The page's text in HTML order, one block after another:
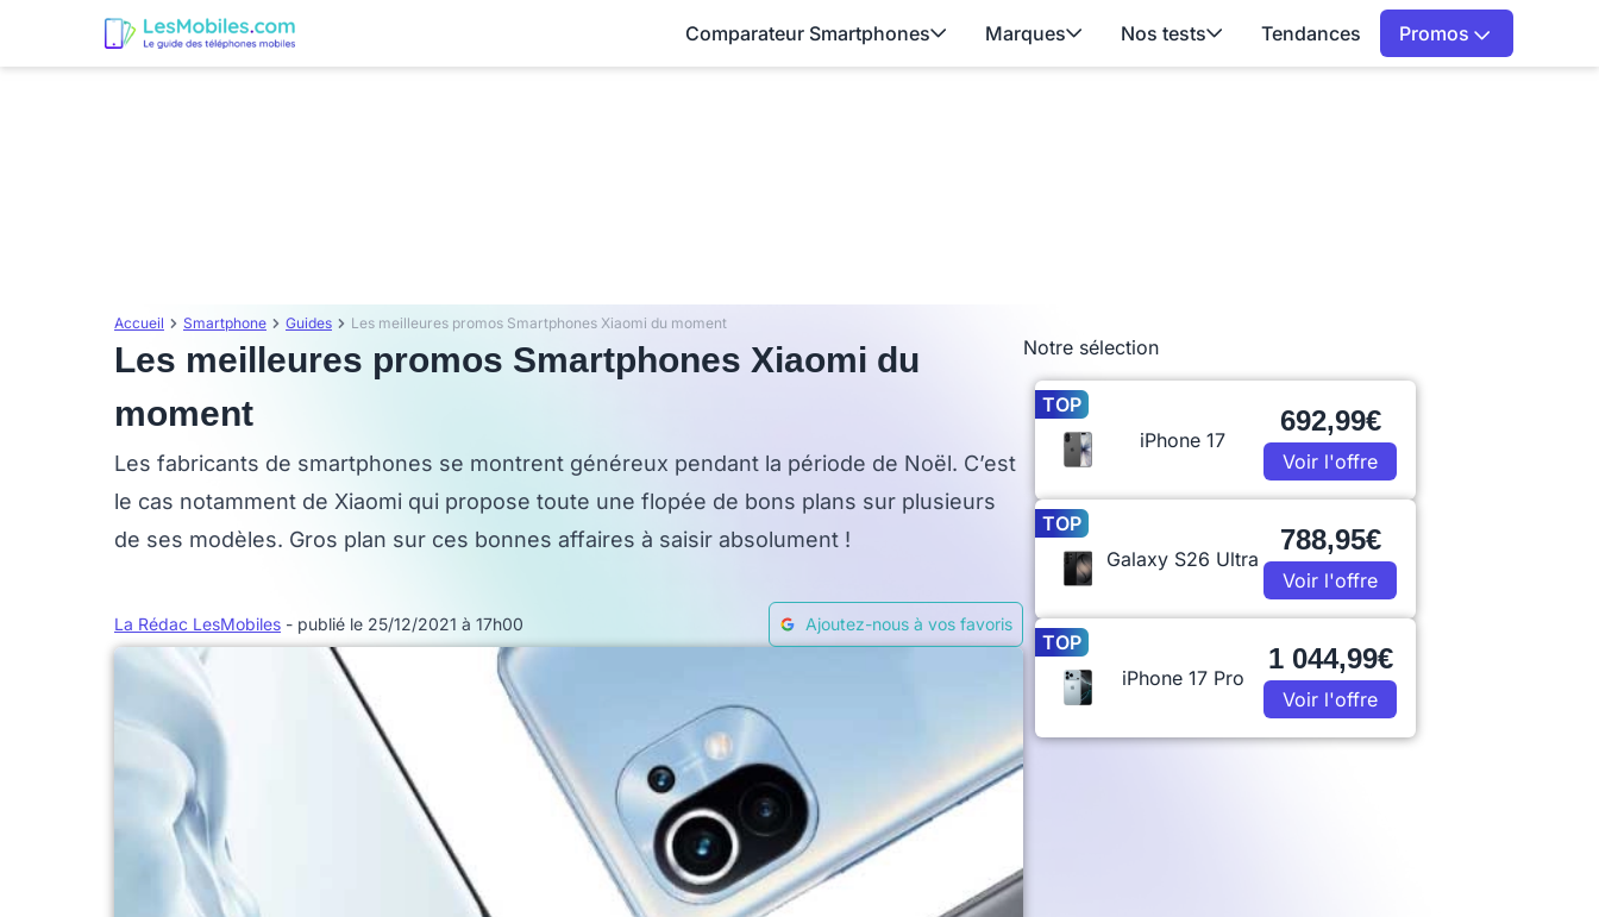
Comparateur Smartphones Marques Nos tests Tendances Promos
Accueil Smartphone Guides Les meilleures promos Smartphones Xiaomi du moment
Les meilleures promos Smartphones Xiaomi du
moment
Les fabricants de smartphones se montrent généreux pendant la période de Noël. C’est
le cas notamment de Xiaomi qui propose toute une flopée de bons plans sur plusieurs
de ses modèles. Gros plan sur ces bonnes affaires à saisir absolument !
La Rédac LesMobiles - publié le 25/12/2021 à 17h00 Ajoutez-nous à vos favoris
Notre sélection
TOP
iPhone 17
692,99€
Voir l'offre
TOP
Galaxy S26 Ultra
788,95€
Voir l'offre
TOP
iPhone 17 Pro
1 044,99€
Voir l'offre